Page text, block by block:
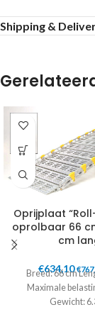
Shipping &
Oprijplaat
oprolbaar 66
cm
€634,10 €
Breed: 66 cm
Maximale
Gewicht: